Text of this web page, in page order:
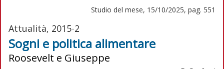
Studio del mese, 15/10/2025, pag. 551
Attualità, 2015-2
Sogni e politica alimentare
Roosevelt e Giuseppe